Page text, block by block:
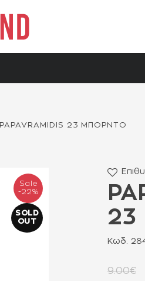
PAPAVRAMIDIS 23 ΜΠΟΡΝΤΟ
Sale
-22%
SOLD
OUT
Κωδ.
9.00€